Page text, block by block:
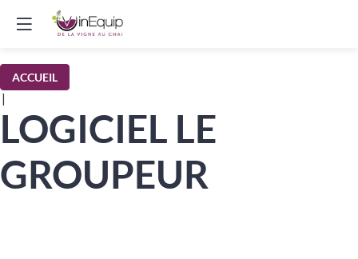
ACCUEIL
|
LOGICIEL LE
GROUPEUR